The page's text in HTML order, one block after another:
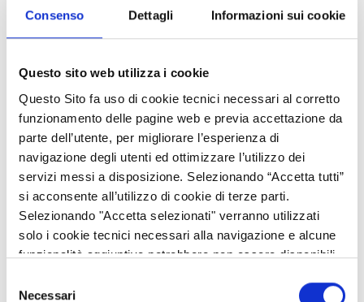
Consenso Dettagli Informazioni sui cookie
Questo sito web utilizza i cookie
Questo Sito fa uso di cookie tecnici necessari al corretto
funzionamento delle pagine web e previa accettazione da
parte dell’utente, per migliorare l’esperienza di
navigazione degli utenti ed ottimizzare l’utilizzo dei
servizi messi a disposizione. Selezionando “Accetta tutti”
si acconsente all’utilizzo di cookie di terze parti.
Selezionando "Accetta selezionati" verranno utilizzati
solo i cookie tecnici necessari alla navigazione e alcune
funzionalità aggiuntive potrebbero non essere disponibili.
delNecessari
Milanoin particolare i fondi del Piano verranno usati per
progetti: tram tra Niguarda e Cascina Gobba (50 milioni) e
bidirezionali a servizio della linea 7 (52 milioni) e 10 nuovi
filobus (8,8 milioni); e la creazione di una sede riservata per
la linea circolare 90-91 da piazza Zavattari a piazza Stuparich
(9 milioni).
Il Piano per la salute alla portata dei cittadini
Le risorse per la salute a Milano e in Lombardia arrivano dalla
Missione 6 del Piano Nazionale. Secondo lo schema di decreto
del riparto regionale dei fondi relativi al PNRR e al Piano
complementare del Ministero della Salute, alla Lombardia
sanitario regionale.